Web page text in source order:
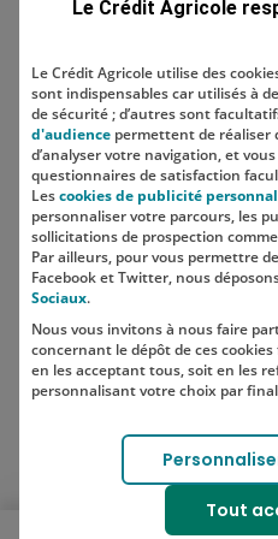
Localisation
SUIVEZ-NOUS
Lien
Le Crédit Agricole
Le Crédit Agricole utilise des
sont indispensables car utilisés à
de sécurité ; d’autres sont
d'audience permettent de réaliser
d’analyser votre navigation, et
questionnaires de satisfaction
Lescookies de publicité
personnaliser votre parcours, les
sollicitations de prospection
Par ailleurs, pour vous permettre
Facebook et Twitter, nous
Sociaux.
Nous vous invitons à nous faire
concernant le dépôt de ces
en les acceptant tous, soit en les
personnalisant votre choix par
Votre choix est libre et peut être
sur le lien "Cookies", en bas de
Pour en savoir plus sur les
finalités, cliquez sur "Personnaliser
Tout